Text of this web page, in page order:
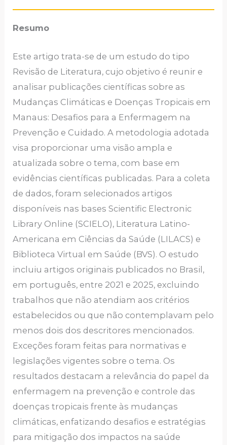
Resumo
Este artigo trata-se de um estudo do tipo
Revisão de Literatura, cujo objetivo é reunir e
analisar publicações científicas sobre as
Mudanças Climáticas e Doenças Tropicais em
Manaus: Desafios para a Enfermagem na
Prevenção e Cuidado. A metodologia adotada
visa proporcionar uma visão ampla e
atualizada sobre o tema, com base em
evidências científicas publicadas. Para a coleta
de dados, foram selecionados artigos
disponíveis nas bases Scientific Electronic
Library Online (SCIELO), Literatura Latino-
Americana em Ciências da Saúde (LILACS) e
Biblioteca Virtual em Saúde (BVS). O estudo
incluiu artigos originais publicados no Brasil,
em português, entre 2021 e 2025, excluindo
trabalhos que não atendiam aos critérios
estabelecidos ou que não contemplavam pelo
menos dois dos descritores mencionados.
Exceções foram feitas para normativas e
legislações vigentes sobre o tema. Os
resultados destacam a relevância do papel da
enfermagem na prevenção e controle das
doenças tropicais frente às mudanças
climáticas, enfatizando desafios e estratégias
para mitigação dos impactos na saúde